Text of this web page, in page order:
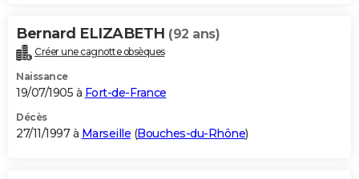
Bernard ELIZABETH (92 ans)
Créer une cagnotte obsèques
Naissance
19/07/1905 à Fort-de-France
Décès
27/11/1997 à Marseille (Bouches-du-Rhône)